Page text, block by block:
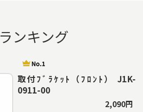
ランキング
取付ﾌﾞﾗｹｯﾄ（ﾌﾛﾝﾄ） J1K-
0911-00
2,090円